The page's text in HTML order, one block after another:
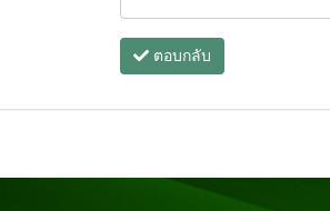
ตอบกลับ